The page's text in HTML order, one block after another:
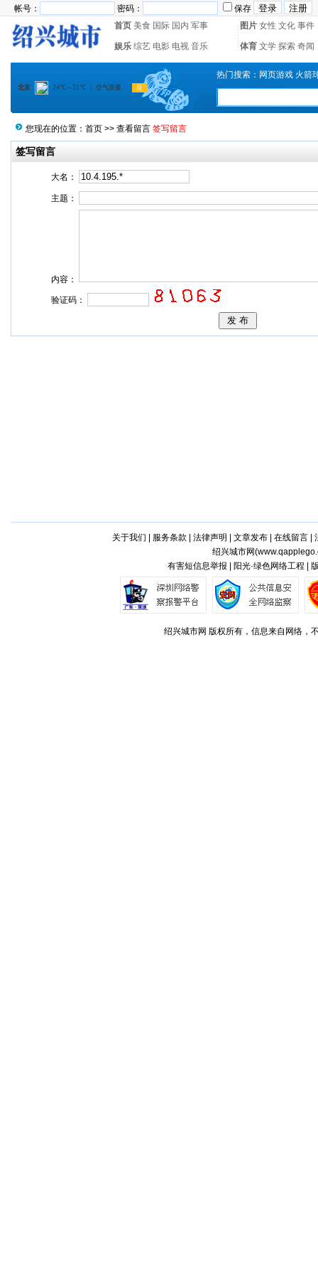
帐号： 密码：
保存
首页 美食 国际 国内 军事 图片 女性 文化 事件
娱乐 综艺 电影 电视 音乐 体育 文学 探索 奇闻
热门搜索： 网页游戏 火箭
您现在的位置： 首页 >> 查看留言 签写留言
签写留言
大名：
主题：
内容：
验证码：
关于我们 服务条款 法律声明 文章发布| 在线留言|
绍兴城市网(
有害短信息举报 | 阳光·绿色网络工程 |
绍兴城市网 版权所有，信息来自网络，